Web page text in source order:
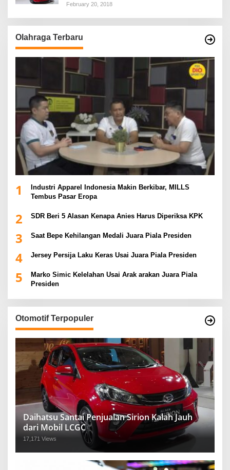
February 20, 2018
Olahraga Terbaru
1
Industri Apparel Indonesia Makin Berkibar, MILLS
Tembus Pasar Eropa
2 SDR Beri 5 Alasan Kenapa Anies Harus Diperiksa KPK
3 Saat Bepe Kehilangan Medali Juara Piala Presiden
4 Jersey Persija Laku Keras Usai Juara Piala Presiden
5
Marko Simic Kelelahan Usai Arak arakan Juara Piala
Presiden
Otomotif Terpopuler
Daihatsu Santai Penjualan Sirion Kalah Jauh
dari Mobil LCGC
17,171 Views